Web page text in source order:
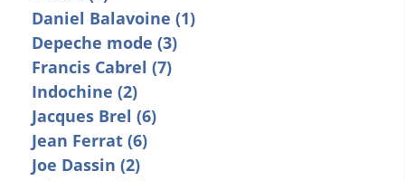
Daniel Balavoine (1)
Depeche mode (3)
Francis Cabrel (7)
Indochine (2)
Jacques Brel (6)
Jean Ferrat (6)
Joe Dassin (2)